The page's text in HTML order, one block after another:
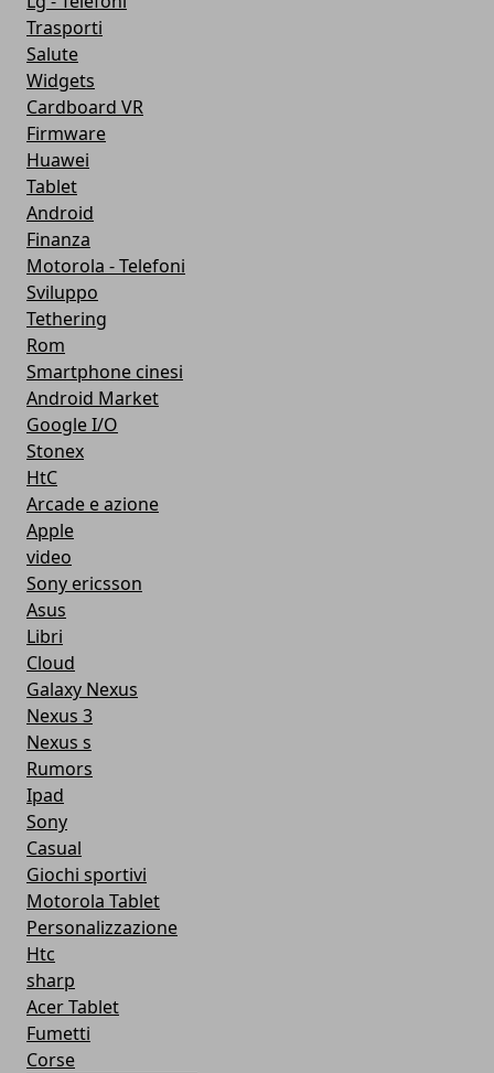
Trasporti
Salute
Widgets
Cardboard VR
Firmware
Huawei
Tablet
Android
Finanza
Motorola - Telefoni
Sviluppo
Tethering
Rom
Smartphone cinesi
Android Market
Google I/O
Stonex
HtC
Arcade e azione
Apple
video
Sony ericsson
Asus
Libri
Cloud
Galaxy Nexus
Nexus 3
Nexus s
Rumors
Ipad
Sony
Casual
Giochi sportivi
Motorola Tablet
Personalizzazione
Htc
sharp
Acer Tablet
Fumetti
Corse